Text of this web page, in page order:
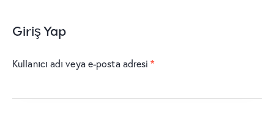
Giriş Yap
Kullanıcı adı veya e-posta adresi*